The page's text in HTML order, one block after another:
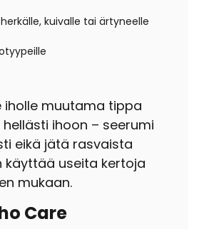
kuivalle tai ärtyneelle
iholle muutama tippa
hellästi ihoon – seerumi
eikä jätä rasvaista
käyttää useita kertoja
mukaan.
Care